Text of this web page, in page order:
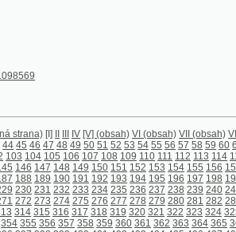
[I] II III IV
190 191 192 193 194 195 196 197 198 199 200 201 202
232 233 234 235 236 237 238 239 240 241 242 243 244
274 275 276 277 278 279 280 281 282 283 284 285 286
316 317 318 319 320 321 322 323 324 325 326 327 328
357 358 359 360 361 362 363 364 365 366 367 368 369
399 400 401 402 403 404 405 406 407 408 409 410 411
441 442 443 444 445 446 447 448 449 450 451 452 453
483 484 485 486 487 488 489 490 491 492 493 494 495
525 526 527 528 529 530 531 532 533 534 535 536 537
569 570 571 572 573 574 575 576 577 578 579 580 581
611 612 613 614 615 616 617 618 619 620 621 622 623